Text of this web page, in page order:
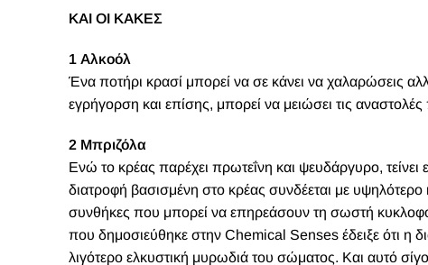
ΚΑΙ ΟΙ ΚΑΚΕΣ
1 Αλκοόλ
Ένα ποτήρι κρασί μπορεί να σε κάνει να χαλαρώσεις
εγρήγορση και επίσης, μπορεί να μειώσει τις
2 Μπριζόλα
Ενώ το κρέας παρέχει πρωτεΐνη και ψευδάργυρο,
διατροφή βασισμένη στο κρέας συνδέεται με
συνθήκες που μπορεί να επηρεάσουν τη σωστή
που δημοσιεύθηκε στην Chemical Senses έδειξε ότι η
λιγότερο ελκυστική μυρωδιά του σώματος. Και αυτό